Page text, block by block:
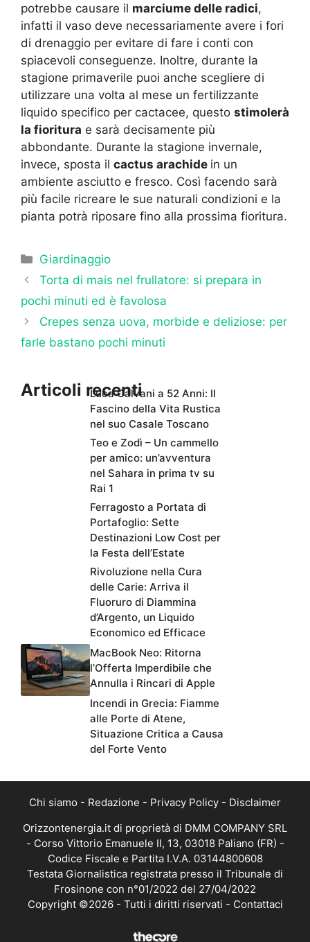
potrebbe causare il marciume delle radici,
infatti il vaso deve necessariamente avere i fori
di drenaggio per evitare di fare i conti con
spiacevoli conseguenze. Inoltre, durante la
stagione primaverile puoi anche scegliere di
utilizzare una volta al mese un fertilizzante
liquido specifico per cactacee, questo stimolerà
la fioritura e sarà decisamente più
abbondante. Durante la stagione invernale,
invece, sposta il cactus arachide in un
ambiente asciutto e fresco. Così facendo sarà
più facile ricreare le sue naturali condizioni e la
pianta potrà riposare fino alla prossima fioritura.
Categorie
Giardinaggio
Torta di mais nel frullatore: si prepara in
pochi minuti ed è favolosa
Crepes senza uova, morbide e deliziose: per
farle bastano pochi minuti
Articoli recentiLuca Calvani a 52 Anni: Il
Fascino della Vita Rustica
nel suo Casale Toscano
Teo e Zodì – Un cammello
per amico: un’avventura
nel Sahara in prima tv su
Rai 1
Ferragosto a Portata di
Portafoglio: Sette
Destinazioni Low Cost per
la Festa dell’Estate
Rivoluzione nella Cura
delle Carie: Arriva il
Fluoruro di Diammina
d’Argento, un Liquido
Economico ed Efficace
MacBook Neo: Ritorna
l’Offerta Imperdibile che
Annulla i Rincari di Apple
Incendi in Grecia: Fiamme
alle Porte di Atene,
Situazione Critica a Causa
del Forte Vento
Chi siamo - Redazione - Privacy Policy - Disclaimer
Orizzontenergia.it di proprietà di DMM COMPANY SRL
- Corso Vittorio Emanuele II, 13, 03018 Paliano (FR) -
Codice Fiscale e Partita I.V.A. 03144800608
Testata Giornalistica registrata presso il Tribunale di
Frosinone con n°01/2022 del 27/04/2022
Copyright ©2026 - Tutti i diritti riservati - Contattaci